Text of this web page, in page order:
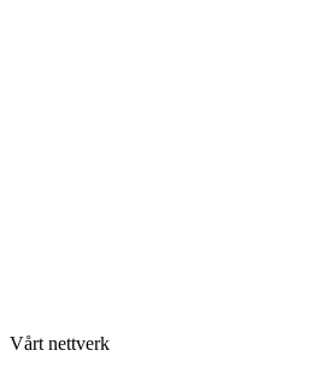
Vårt nettverk